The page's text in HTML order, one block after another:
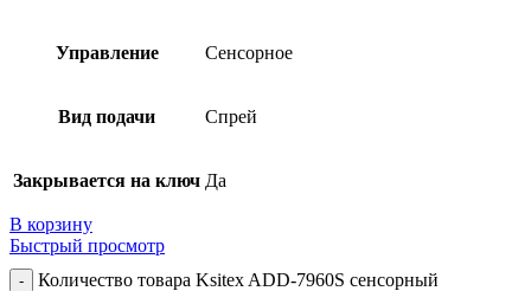
Управление Сенсорное
Вид подачи Спрей
Закрывается на ключ Да
В корзину
Быстрый просмотр
Количество товара Ksitex ADD-7960S сенсорный